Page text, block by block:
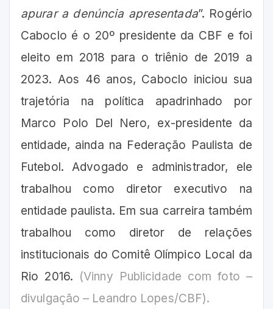
apurar a denúncia apresentada”. Rogério
Caboclo é o 20º presidente da CBF e foi
eleito em 2018 para o triênio de 2019 a
2023. Aos 46 anos, Caboclo iniciou sua
trajetória na política apadrinhado por
Marco Polo Del Nero, ex-presidente da
entidade, ainda na Federação Paulista de
Futebol. Advogado e administrador, ele
trabalhou como diretor executivo na
entidade paulista. Em sua carreira também
trabalhou como diretor de relações
institucionais do Comitê Olímpico Local da
Rio 2016. (Vinny Publicidade com foto –
divulgação – Leandro Lopes/CBF).